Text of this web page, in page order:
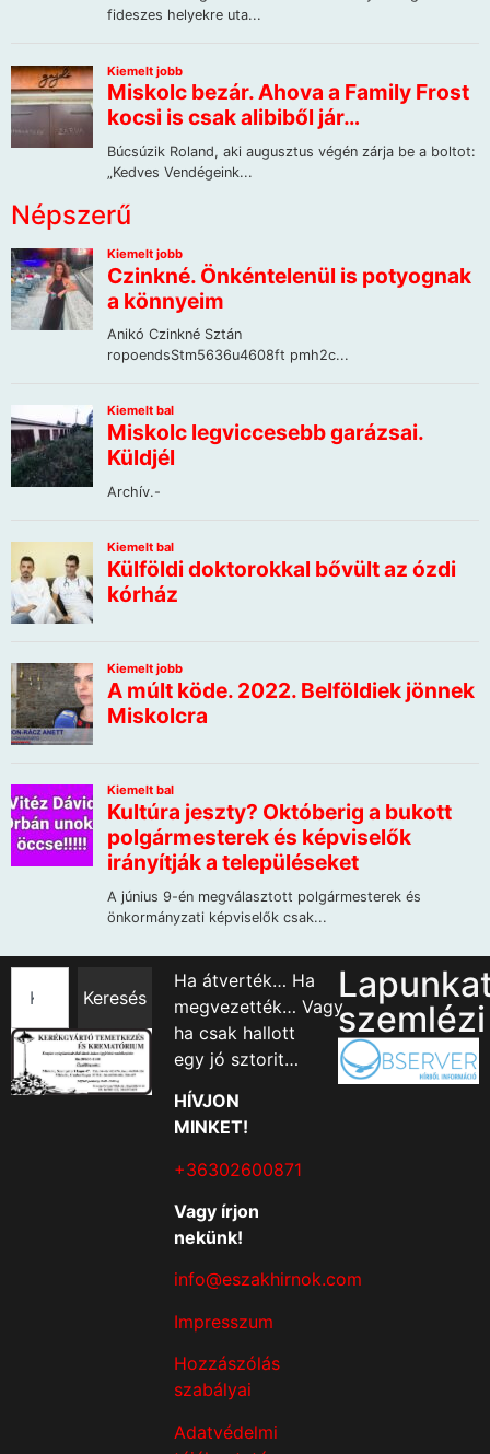
Népszerű
Keresés
Ha átverték… Ha
megvezették… Vagy
ha csak hallott
egy jó sztorit…
HÍVJON
MINKET!
+36302600871
Vagy írjon
nekünk!
info@eszakhirnok.com
Impresszum
Hozzászólás
szabályai
Adatvédelmi
szemlézi